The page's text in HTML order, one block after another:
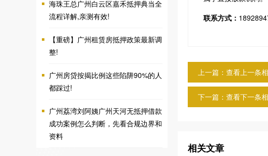
海珠王总广州白云区嘉禾抵押典当全
流程详解,亲测有效!
【重磅】广州租赁房抵押政策最新调
整!
广州房贷按揭比例这些陷阱90%的人
都踩过!
广州荔湾刘阿姨广州天河无抵押借款
成功案例怎么判断，先看合规边界和
资料
联系方式：
上一篇：查看上一条
下一篇：查看下一条
相关文章